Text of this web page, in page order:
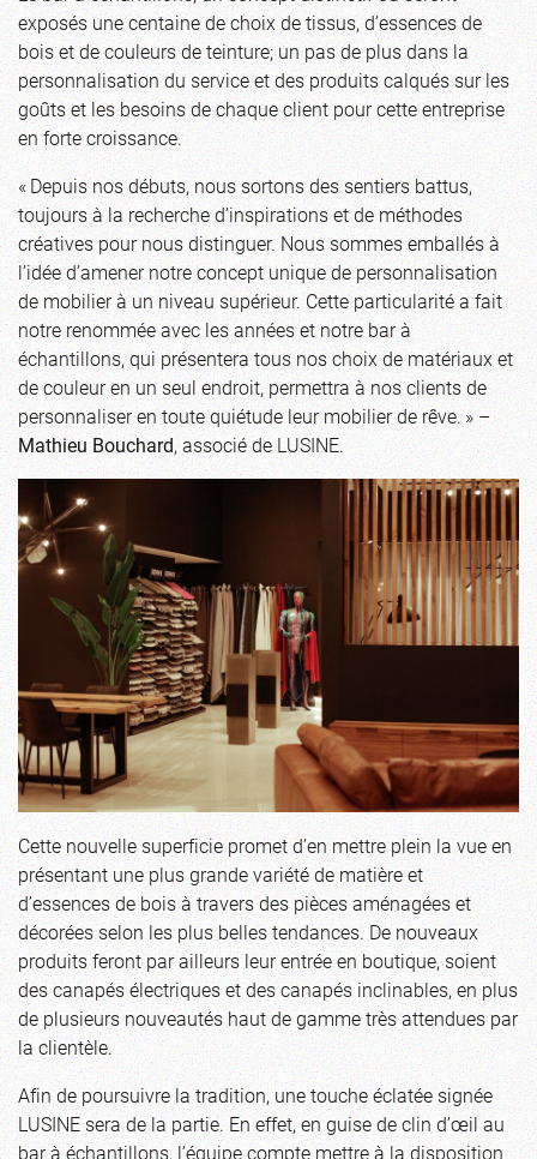
exposés une centaine de choix de tissus, d’essences de
bois et de couleurs de teinture; un pas de plus dans la
personnalisation du service et des produits calqués sur les
goûts et les besoins de chaque client pour cette entreprise
en forte croissance.
« Depuis nos débuts, nous sortons des sentiers battus,
toujours à la recherche d’inspirations et de méthodes
créatives pour nous distinguer. Nous sommes emballés à
l’idée d’amener notre concept unique de personnalisation
de mobilier à un niveau supérieur. Cette particularité a fait
notre renommée avec les années et notre bar à
échantillons, qui présentera tous nos choix de matériaux et
de couleur en un seul endroit, permettra à nos clients de
personnaliser en toute quiétude leur mobilier de rêve. » –
Mathieu Bouchard, associé de LUSINE.
Cette nouvelle superficie promet d’en mettre plein la vue en
présentant une plus grande variété de matière et
d’essences de bois à travers des pièces aménagées et
décorées selon les plus belles tendances. De nouveaux
produits feront par ailleurs leur entrée en boutique, soient
des canapés électriques et des canapés inclinables, en plus
de plusieurs nouveautés haut de gamme très attendues par
la clientèle.
Afin de poursuivre la tradition, une touche éclatée signée
LUSINE sera de la partie. En effet, en guise de clin d’œil au
bar à échantillons, l’équipe compte mettre à la disposition